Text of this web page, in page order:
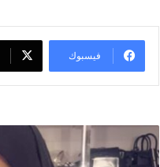
فيسبوك
الفنانة
وعد